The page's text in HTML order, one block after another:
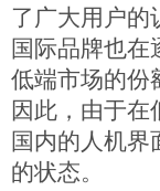
了广大用户的
国际品牌也在
低端市场的份
因此，由于在
国内的人机界
的状态。